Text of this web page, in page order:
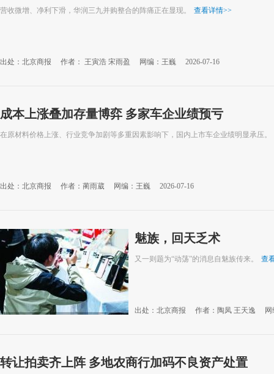
营收微增、净利下滑，华润三九并购整合的阵痛正在显现。 查看详情>>
出处：北京商报 作者： 王寅浩 宋雨盈 网编：王巍 2026-07-16
成本上涨叠加存量博弈 多家车企业绩预亏
在原材料价格上涨、行业竞争加剧等多重因素影响下，国内上市车企业绩明显承压。
出处：北京商报 作者：蔺雨葳 网编：王巍 2026-07-16
魅族，回天乏术
又一则题为“动荡”的消息自魅族传来。 查
出处：北京商报 作者：陶凤 王天逸 网
转让拍卖齐上阵 多地农商行加码不良资产处置